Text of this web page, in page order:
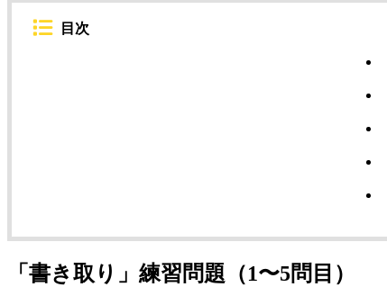
目次
「書き取り」練習問題（1〜5問目）